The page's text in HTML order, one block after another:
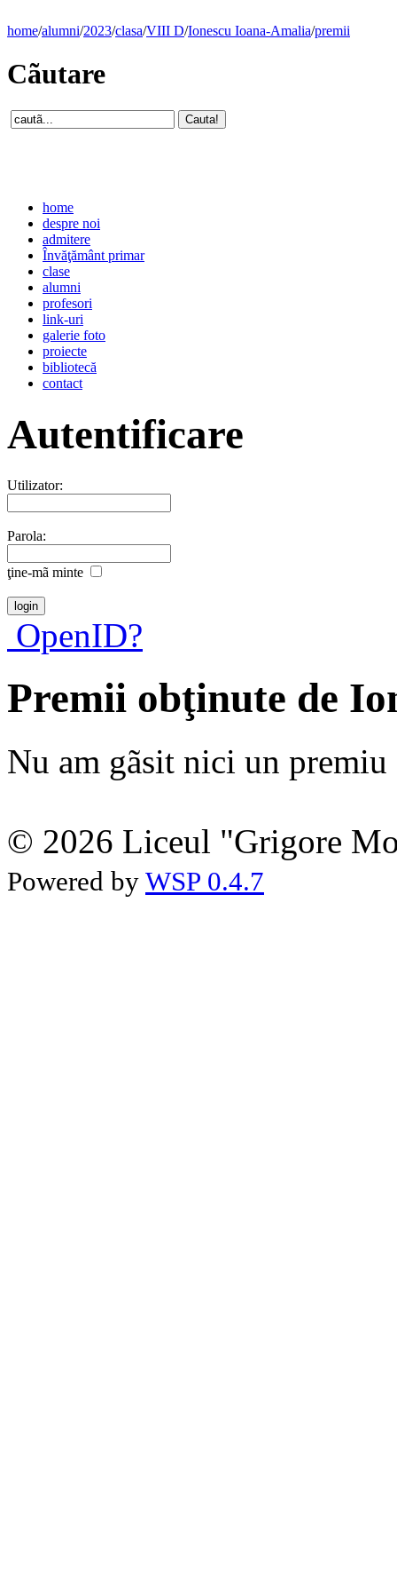
home/alumni/2023/clasa/VIII D/Ionescu Ioana-Amalia/premii
Cãutare
home
despre noi
admitere
Învăţământ primar
clase
alumni
profesori
link-uri
galerie foto
proiecte
bibliotecă
contact
Autentificare
Utilizator:
Parola:
ţine-mã minte
OpenID?
Premii obţinute de
Nu am gãsit nici un premiu
© 2026 Liceul "Grigore
Powered by WSP 0.4.7